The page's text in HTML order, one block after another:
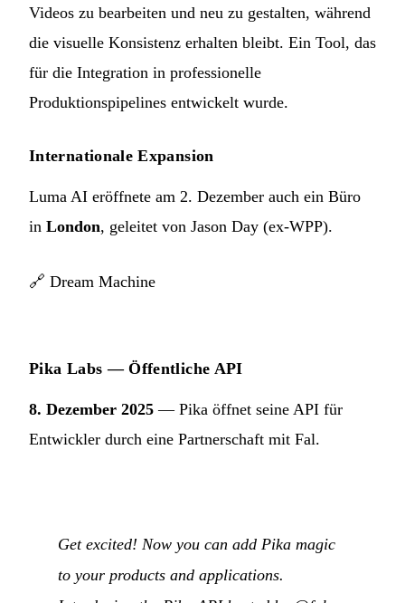
Videos zu bearbeiten und neu zu gestalten, während
die visuelle Konsistenz erhalten bleibt. Ein Tool, das
für die Integration in professionelle
Produktionspipelines entwickelt wurde.
Internationale Expansion
Luma AI eröffnete am 2. Dezember auch ein Büro
in London, geleitet von Jason Day (ex-WPP).
🔗 Dream Machine
Pika Labs — Öffentliche API
8. Dezember 2025 — Pika öffnet seine API für
Entwickler durch eine Partnerschaft mit Fal.
Get excited! Now you can add Pika magic
to your products and applications.